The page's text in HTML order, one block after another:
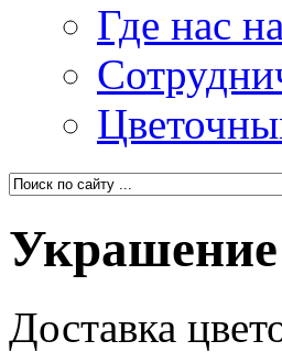
Где нас
Доставка